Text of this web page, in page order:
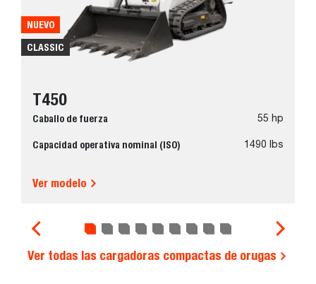
NUEVO
CLASSIC
T450
Caballo de fuerza 55 hp
Capacidad operativa nominal (ISO) 1490 lbs
Ver modelo
Ver todas las cargadoras compactas de orugas